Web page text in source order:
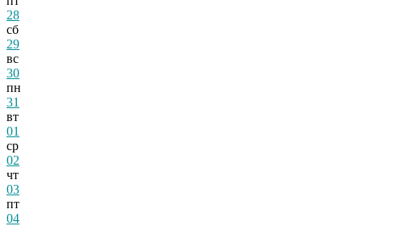
28
сб
29
вс
30
пн
31
вт
01
ср
02
чт
03
пт
04